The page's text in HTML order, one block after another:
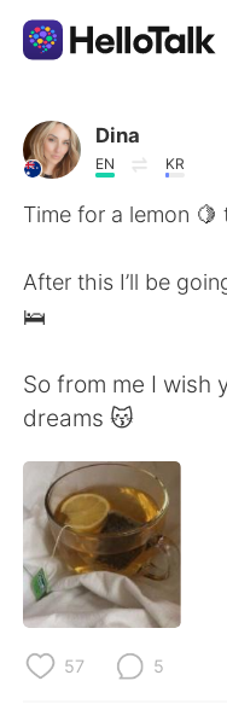
Приложение
AI Grammar
繁體中文
العربية
Deutsch
한국어
Indonesia
Dina
EN KR
Time for a lemon 🍋
After this I’ll be
🛌
So from me I
dreams 😽
57 5